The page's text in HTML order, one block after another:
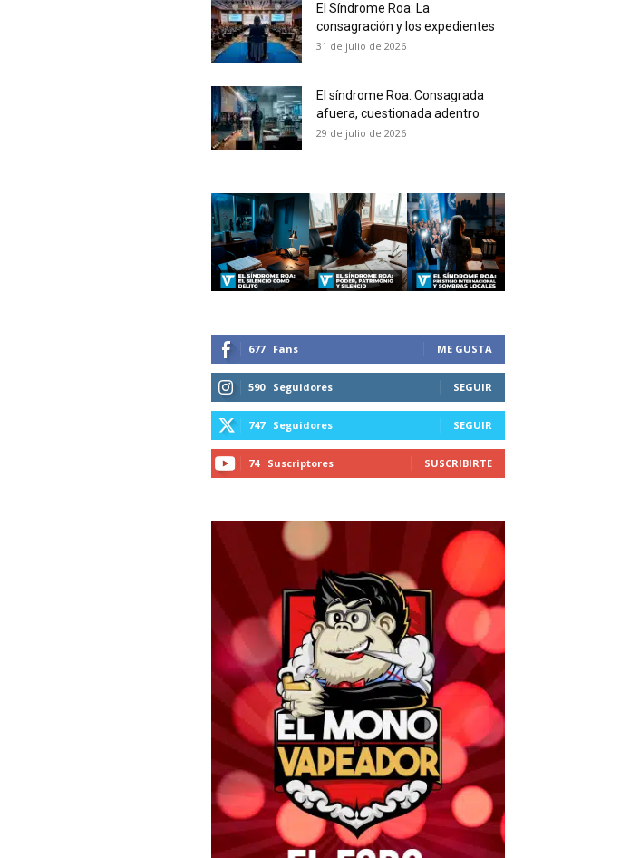
Suscríbete a nuestro boletín diario y recibe todas las
noticias del vapeo y la reducción de daños en tu correo
Subscribe to our daily clipping and receive all the news
of vaping and tobacco harm reduction in your email.
El Síndrome Roa: La
consagración y los expedientes
31 de julio de 2026
El síndrome Roa: Consagrada
afuera, cuestionada adentro
29 de julio de 2026
677 Fans ME GUSTA
590 Seguidores SEGUIR
747 Seguidores SEGUIR
74 Suscriptores SUSCRIBIRTE